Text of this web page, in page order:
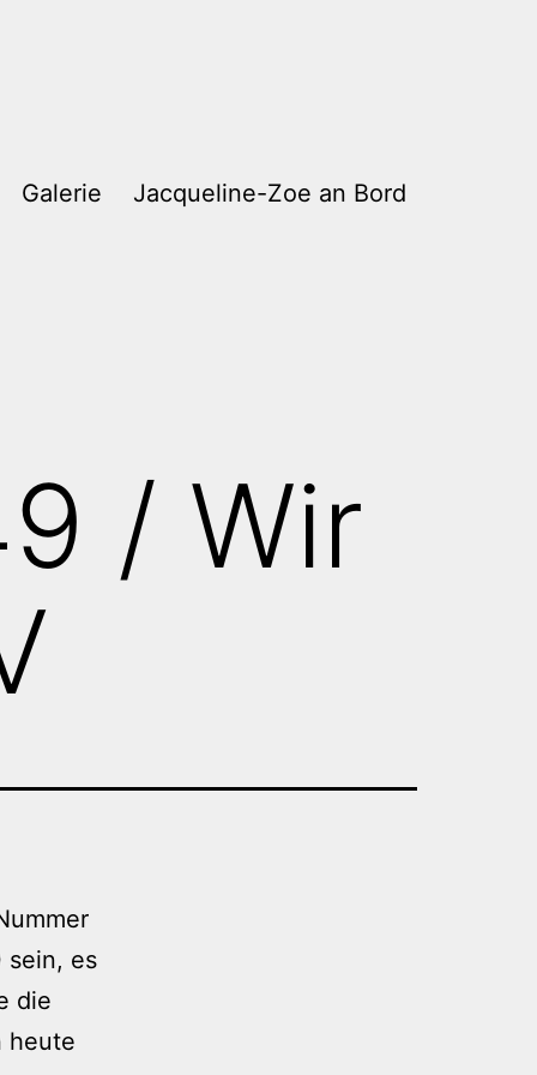
Galerie Jacqueline-Zoe an Bord
/ Wir
sein, es
die
heute